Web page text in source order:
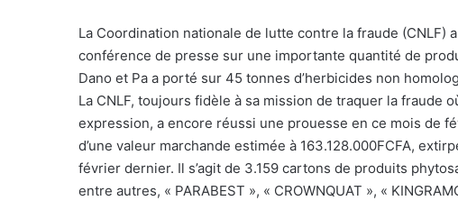
La Coordination nationale de lutte contre la fraude (CNLF)
conférence de presse sur une importante quantité de
Dano et Pa a porté sur 45 tonnes d’herbicides non
La CNLF, toujours fidèle à sa mission de traquer la fraude
expression, a encore réussi une prouesse en ce mois de
d’une valeur marchande estimée à 163.128.000FCFA,
février dernier. Il s’agit de 3.159 cartons de produits
entre autres, « PARABEST », « CROWNQUAT », «